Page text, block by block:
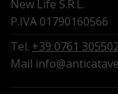
New Life S.R.L.
P.IVA 01790160566
Tel. +39 0761 305502
Mail